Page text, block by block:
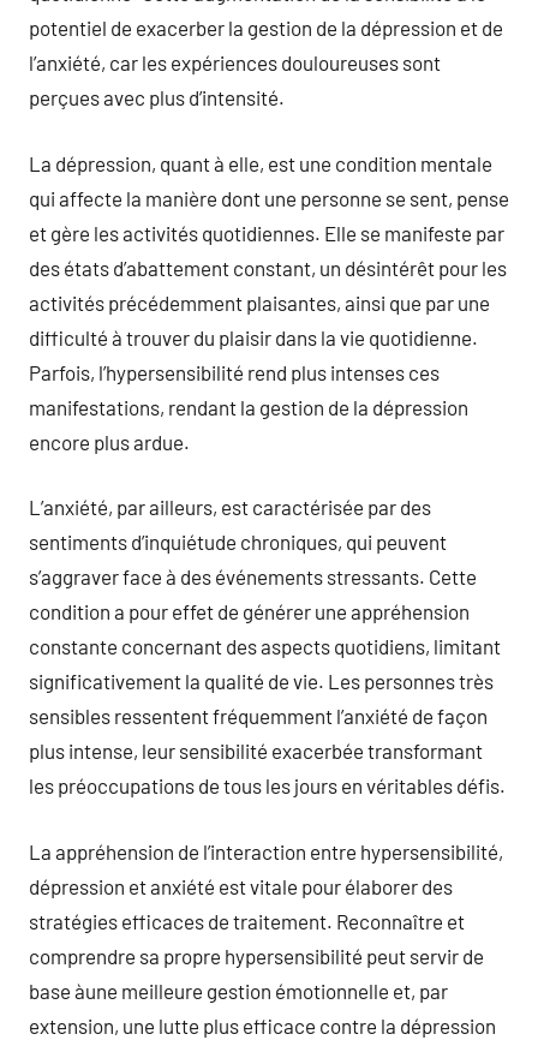
potentiel de exacerber la gestion de la dépression et de
l’anxiété, car les expériences douloureuses sont
perçues avec plus d’intensité.
La dépression, quant à elle, est une condition mentale
qui affecte la manière dont une personne se sent, pense
et gère les activités quotidiennes. Elle se manifeste par
des états d’abattement constant, un désintérêt pour les
activités précédemment plaisantes, ainsi que par une
difficulté à trouver du plaisir dans la vie quotidienne.
Parfois, l’hypersensibilité rend plus intenses ces
manifestations, rendant la gestion de la dépression
encore plus ardue.
L’anxiété, par ailleurs, est caractérisée par des
sentiments d’inquiétude chroniques, qui peuvent
s’aggraver face à des événements stressants. Cette
condition a pour effet de générer une appréhension
constante concernant des aspects quotidiens, limitant
significativement la qualité de vie. Les personnes très
sensibles ressentent fréquemment l’anxiété de façon
plus intense, leur sensibilité exacerbée transformant
les préoccupations de tous les jours en véritables défis.
La appréhension de l’interaction entre hypersensibilité,
dépression et anxiété est vitale pour élaborer des
stratégies efficaces de traitement. Reconnaître et
comprendre sa propre hypersensibilité peut servir de
base àune meilleure gestion émotionnelle et, par
extension, une lutte plus efficace contre la dépression